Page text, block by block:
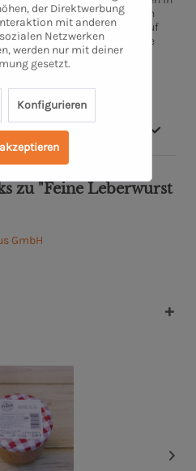
auf frischem Stroh
den Auslauf nach draußen auf
sind gesunde und zufriedene
aufwachsen.
zu "Feine Leberwurst
GmbH
der Direktwerbung
mit anderen
Netzwerken
werden nur mit deiner
gesetzt.
Konfigurieren